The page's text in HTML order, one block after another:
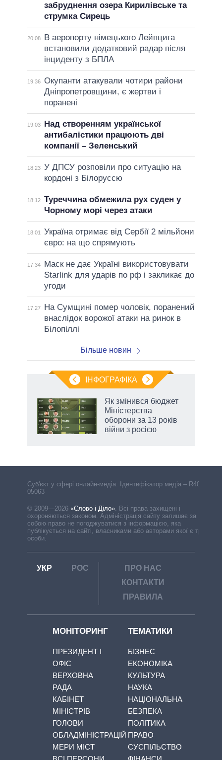
забруднення озера Кирилівське та
струмка Сирець
20:08
В аеропорту німецького Лейпцига
встановили додатковий радар після
інциденту з БПЛА
19:36 Окупанти атакували чотири райони
Дніпропетровщини, є жертви і
поранені
19:03
Над створенням української
антибалістики працюють дві
компанії – Зеленський
18:23 У ДПСУ розповіли про ситуацію на
кордоні з Білоруссю
18:12 Туреччина обмежила рух суден у
Чорному морі через атаки
18:01
Україна отримає від Сербії 2 мільйони
євро: на що спрямують
17:34
Маск не дає Україні використовувати
Starlink для ударів по рф і закликає до
угоди
17:27
На Сумщині помер чоловік, поранений
внаслідок ворожої атаки на ринок в
Білопіллі
Більше новин
ІНФОГРАФІКА
Як змінився бюджет
Міністерства
оборони за 13 років
війни з росією
Cуб'єкт у сфері онлайн-медіа. Ідентифікатор медіа – R40-
05063
© 2009—2026 «Слово і Діло». Всі права захищені і
охороняються законом. Адміністрація сайту залишає за
собою право не погоджуватися з інформацією, яка
публікується на сайті, власниками або авторами якої є треті
особи.
УКР РОС
ПРО НАС
КОНТАКТИ
ПРАВИЛА
МОНІТОРИНГ
ПРЕЗИДЕНТ І
ОФІС
ВЕРХОВНА
РАДА
КАБІНЕТ
МІНІСТРІВ
ГОЛОВИ
ОБЛАДМІНІСТРАЦІЙ
МЕРИ МІСТ
ТЕМАТИКИ
БІЗНЕС
ЕКОНОМІКА
КУЛЬТУРА
НАУКА
НАЦІОНАЛЬНА
БЕЗПЕКА
ПОЛІТИКА
ПРАВО
СУСПІЛЬСТВО